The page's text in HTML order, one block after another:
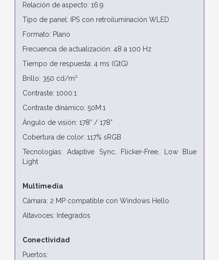
Relación de aspecto: 16:9
Tipo de panel: IPS con retroiluminación WLED
Formato: Plano
Frecuencia de actualización: 48 a 100 Hz
Tiempo de respuesta: 4 ms (GtG)
Brillo: 350 cd/m²
Contraste: 1000:1
Contraste dinámico: 50M:1
Ángulo de visión: 178° / 178°
Cobertura de color: 117% sRGB
Tecnologías: Adaptive Sync, Flicker-Free, Low Blue
Light
Multimedia
Cámara: 2 MP compatible con Windows Hello
Altavoces: Integrados
Conectividad
Puertos: